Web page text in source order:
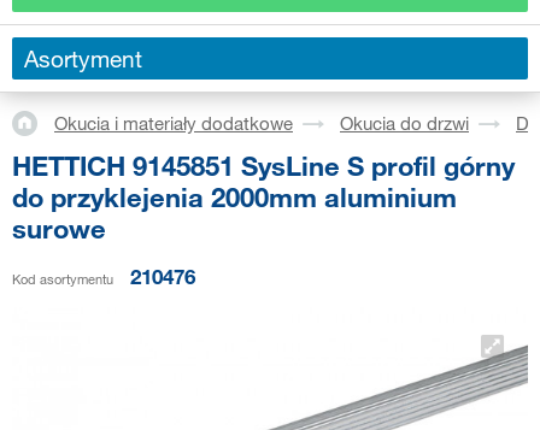
Asortyment
Okucia i materiały dodatkowe Okucia do drzwi
HETTICH 9145851 SysLine S profil górny
do przyklejenia 2000mm aluminium
surowe
Kod asortymentu 210476